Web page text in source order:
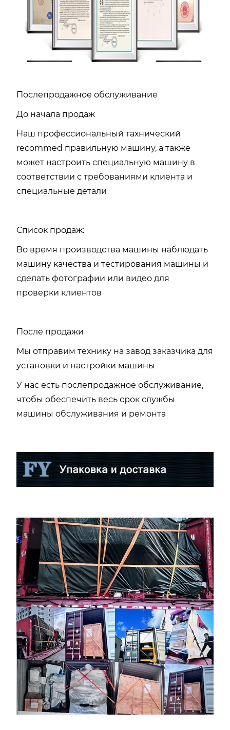
Послепродажное обслуживание
До начала продаж
Наш профессиональный тахнический
recommed правильную машину, а также
может настроить специальную машину в
соответствии с требованиями клиента и
специальные детали
Список продаж:
Во время производства машины наблюдать
машину качества и тестирования машины и
сделать фотографии или видео для
проверки клиентов
После продажи
Мы отправим технику на завод заказчика для
установки и настройки машины
У нас есть послепродажное обслуживание,
чтобы обеспечить весь срок службы
машины обслуживания и ремонта